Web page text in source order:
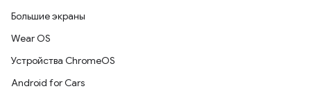
Большие экраны
Wear OS
Устройства ChromeOS
Android for Cars